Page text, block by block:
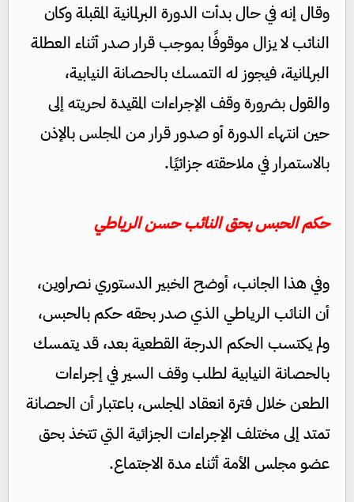
وقال إنه في حال بدأت الدورة البرلمانية المقبلة وكان
النائب لا يزال موقوفًا بموجب قرار صدر أثناء العطلة
البرلمانية، فيجوز له التمسك بالحصانة النيابية،
والقول بضرورة وقف الإجراءات المقيدة لحريته إلى
حين انتهاء الدورة أو صدور قرار من المجلس بالإذن
بالاستمرار في ملاحقته جزائيًا.
حكم الحبس بحق النائب حسن الرياطي
وفي هذا الجانب، أوضح الخبير الدستوري نصراوين،
أن النائب الرياطي الذي صدر بحقه حكم بالحبس،
ولم يكتسب الحكم الدرجة القطعية بعد، قد يتمسك
بالحصانة النيابية لطلب وقف السير في إجراءات
الطعن خلال فترة انعقاد المجلس، باعتبار أن الحصانة
تمتد إلى مختلف الإجراءات الجزائية التي تتخذ بحق
عضو مجلس الأمة أثناء مدة الاجتماع.